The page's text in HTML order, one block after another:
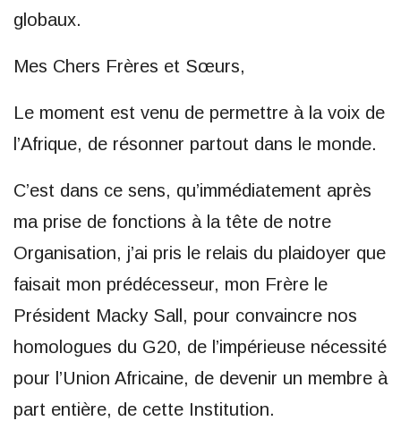
globaux.
Mes Chers Frères et Sœurs,
Le moment est venu de permettre à la voix de
l’Afrique, de résonner partout dans le monde.
C’est dans ce sens, qu’immédiatement après
ma prise de fonctions à la tête de notre
Organisation, j’ai pris le relais du plaidoyer que
faisait mon prédécesseur, mon Frère le
Président Macky Sall, pour convaincre nos
homologues du G20, de l’impérieuse nécessité
pour l’Union Africaine, de devenir un membre à
part entière, de cette Institution.